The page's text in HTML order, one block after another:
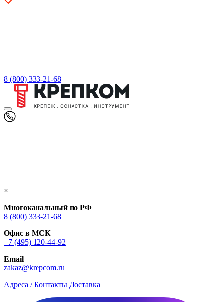
8 (800) 333-21-68
×
Многоканальный по РФ
8 (800) 333‑21-68
Офис в МСК
+7 (495) 120-44-92
Email
zakaz@krepcom.ru
Адреса / Контакты Доставка